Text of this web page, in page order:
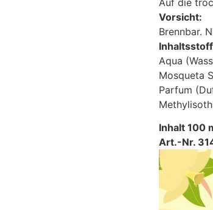
Vorsicht:
Brennbar.
Aqua
Mosqueta
Parfum
Inhalt 100
Art.-Nr.